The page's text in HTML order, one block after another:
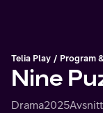
Telia Play Program
Nine
Drama2025